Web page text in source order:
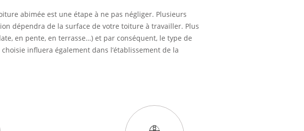
abimée est une étape à ne pas négliger. Plusieurs
dépendra de la surface de votre toiture à travailler. Plus
en pente, en terrasse…) et par conséquent, le type de
influera également dans l’établissement de la